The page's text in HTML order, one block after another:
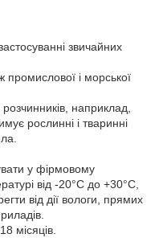
звичайних
промислової і морської
наприклад,
рослинні і тваринні
у фірмовому
від -20°С до +30°С,
від дії вологи, прямих
місяців.